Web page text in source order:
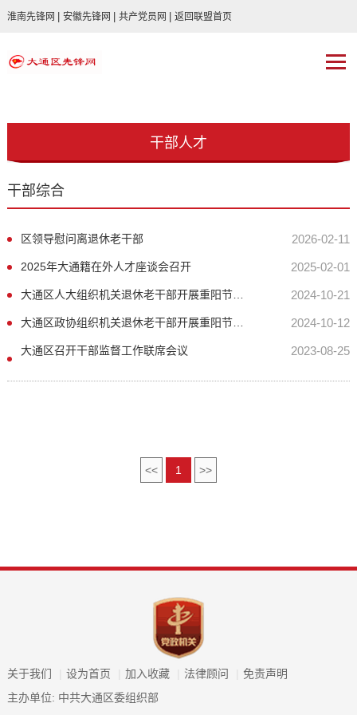
淮南先锋网 安徽先锋网 共产党员网 返回联盟首页
干部人才
干部综合
区领导慰问离退休老干部 2026-02-11
2025年大通籍在外人才座谈会召开 2025-02-01
大通区人大组织机关退休老干部开展重阳节活动 2024-10-21
大通区政协组织机关退休老干部开展重阳节活动 2024-10-12
大通区召开干部监督工作联席会议 2023-08-25
<< 1 >>
关于我们 设为首页 加入收藏 法律顾问
免责声明
主办单位: 中共大通区委组织部